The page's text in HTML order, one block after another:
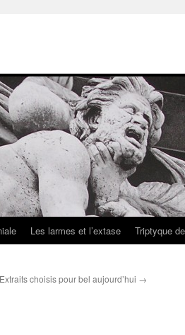
Les larmes et l’extase Triptyque
Extraits choisis pour bel aujourd’hui →